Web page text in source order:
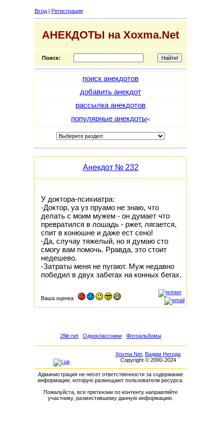
Вход | Регистрация
АНЕКДОТЫ на Xoxma.Net
Поиск:
поиск анекдотов
добавить анекдот
рассылка анекдотов
популярные анекдоты<
Анекдот № 232
У доктора-психиатра:
-Доктор, уа уз пруамо не знаю, что
делать с моим мужем - он думает что
превратился в лошадь - ржет, лягается,
спит в конюшне и даже ест сено!
-Да, случау тяжелый, но я думаю cто
смогу вам помочь. Рравда, это стоит
недешево.
-Затраты меня не пугают. Муж недавно
победил в двух забегах на конных бегах.
Ваша оценка
2file.net Одноклассники Фотоальбомы
Xoxma.Net Вадим Негода
Copyright © 2000-2024
Администрация не несет ответственности за содержание
информации, которую размещают пользователи ресурса.
Пожалуйста, все претензии по контенту направляйте
участнику, разместившему данную информацию.